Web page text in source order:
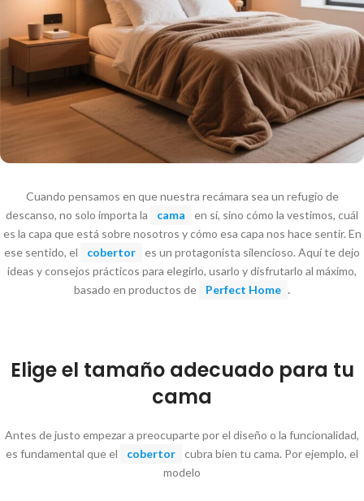
Cuando pensamos en que nuestra recámara sea un refugio de
descanso, no solo importa la
cama
en sí, sino cómo la vestimos, cuál
es la capa que está sobre nosotros y cómo esa capa nos hace sentir. En
ese sentido, el
cobertor
es un protagonista silencioso. Aquí te dejo
ideas y consejos prácticos para elegirlo, usarlo y disfrutarlo al máximo,
basado en productos de
Perfect Home .
Elige el tamaño adecuado para tu
cama
Antes de justo empezar a preocuparte por el diseño o la funcionalidad,
es fundamental que el
cobertor
cubra bien tu cama. Por ejemplo, el
modelo